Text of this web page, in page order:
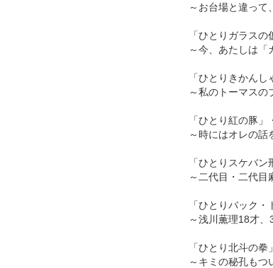
～お台場と違って
「ひとりガラス
～今、あたしは
「ひとりきかん
～私のトーマスの
「ひとり紅の豚
～時にはオレの話
「ひとりスケバ
～二代目・二代目
「ひとりバック
～浅川薫理18才、
「ひとり北斗の
～キミの秘孔もつ